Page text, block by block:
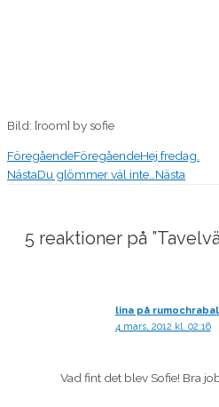
Bild: [room] by sofie
FöregåendeFöregåendeHej fredag.
NästaDu glömmer väl inte…Nästa
5 reaktioner på
lina på
4 mars, 2012 kl. 02:16
Vad fint det blev Sofie! Bra